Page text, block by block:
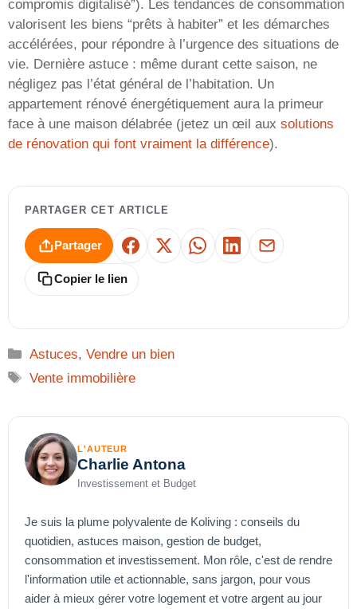
compromis digitalisé”). Les tendances de consommation
valorisent les biens “prêts à habiter” et les démarches
accélérées, pour répondre à l’urgence des situations de
vie. Dernière astuce : même durant cette saison, ne
négligez pas l’état général de l’habitation. Un
appartement rénové énergétiquement aura la primeur
face à une maison délabrée (jetez un œil aux solutions
de rénovation qui font vraiment la différence).
PARTAGER CET ARTICLE
Partager Facebook
X WhatsAppLinkedInE-mail
Copier le lien
Catégories
Astuces,Vendre un bien
Étiquettes
Vente immobilière
L'AUTEUR
Charlie Antona
Investissement et Budget
Je suis la plume polyvalente de Koliving : conseils du
quotidien, astuces maison, gestion de budget,
consommation et investissement. Mon rôle, c'est de rendre
l'information utile et actionnable, sans jargon, pour vous
aider à mieux gérer votre logement et votre argent au jour